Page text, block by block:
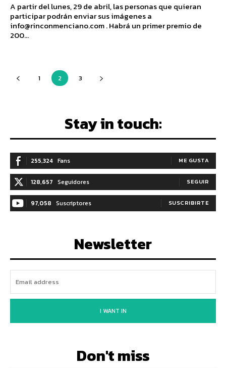
A partir del lunes, 29 de abril, las personas que quieran
participar podrán enviar sus imágenes a
info@rinconmenciano.com . Habrá un primer premio de
200...
1 2 3
Stay in touch:
255,324 Fans ME GUSTA
128,657 Seguidores SEGUIR
97,058 Suscriptores SUSCRIBIRTE
Newsletter
I WANT IN
Don't miss